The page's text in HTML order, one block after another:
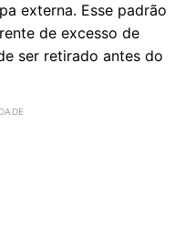
externa. Esse padrão
de excesso de
ser retirado antes do